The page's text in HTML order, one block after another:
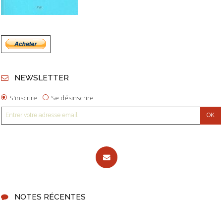
NEWSLETTER
S'inscrire Se désinscrire
NOTES RÉCENTES